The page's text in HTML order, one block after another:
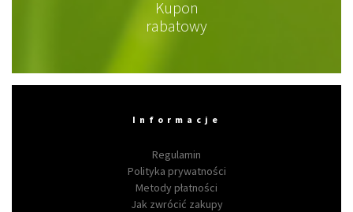
Kupon
rabatowy
Informacje
Regulamin
Polityka prywatności
Metody płatności
Jak zwrócić zakupy